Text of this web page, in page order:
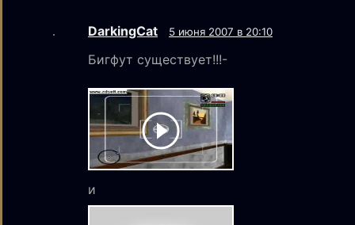
DarkingCat 5 июня 2007 в 20:10
Бигфут существует!!!-
и